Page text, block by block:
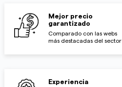
Mejor precio
garantizado
Comparado con las webs
más destacadas del sector
Experiencia